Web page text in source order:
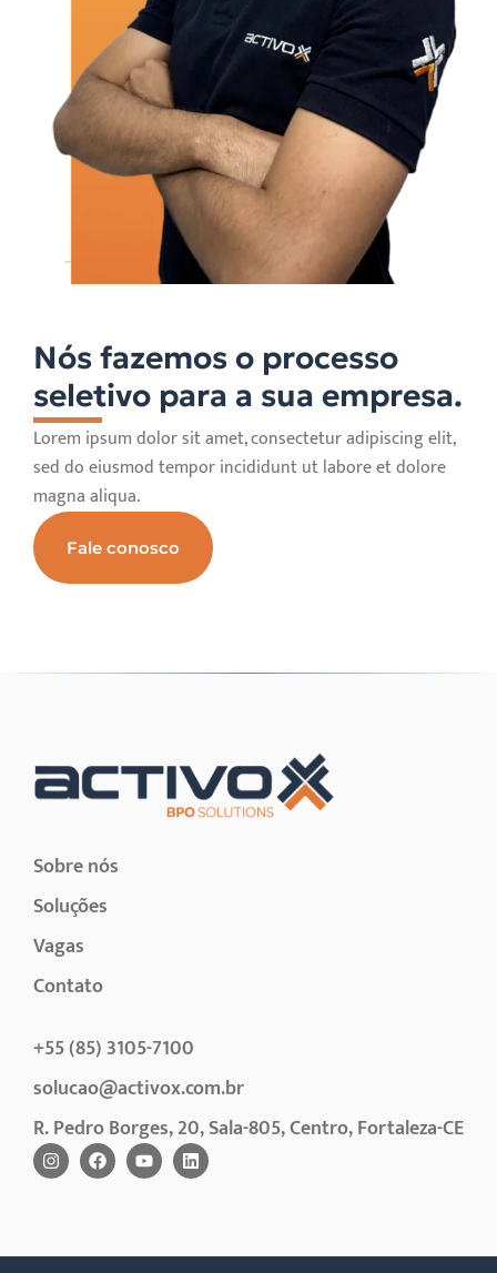
Nós fazemos o processo
seletivo para a sua empresa.
Lorem ipsum dolor sit amet, consectetur adipiscing elit,
sed do eiusmod tempor incididunt ut labore et dolore
magna aliqua.
Fale conosco
Sobre nós
Soluções
Vagas
Contato
+55 (85) 3105-7100
solucao@activox.com.br
R. Pedro Borges, 20, Sala-805, Centro, Fortaleza-CE